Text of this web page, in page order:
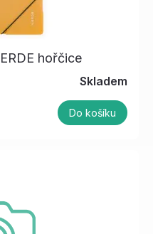
hořčice
Skladem
Do košíku